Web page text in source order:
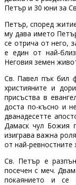
Петър и 30 юни за
Петър, според
му дава името
се отрича от него,
е един от най-
Неговия земен
Св. Павел пък бил
християните и
присъства в
доста по-късно и
дванадесетте
Дамаск чул Божия
изиграва важна
от най-ревностните
Св. Петър е
посечен с меч.
покаянието и се